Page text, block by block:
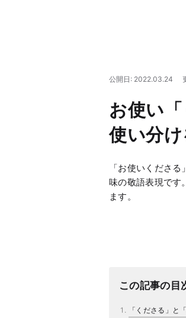
公開日: 2022.03.24
お使い
使い分
「お使いくださ
味の敬語表現です
ます。
この記事の目
「くださる」と